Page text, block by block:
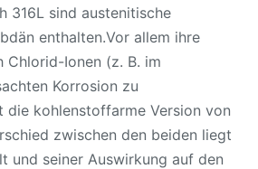
316L sind austenitische
enthalten.Vor allem ihre
Chlorid-Ionen (z. B. im
Korrosion zu
die kohlenstoffarme Version von
zwischen den beiden liegt
und seiner Auswirkung auf den